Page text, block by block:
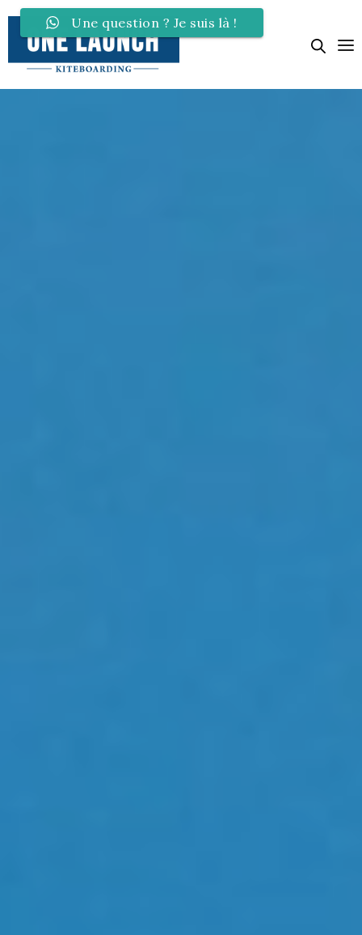
Une question ? Je suis là !